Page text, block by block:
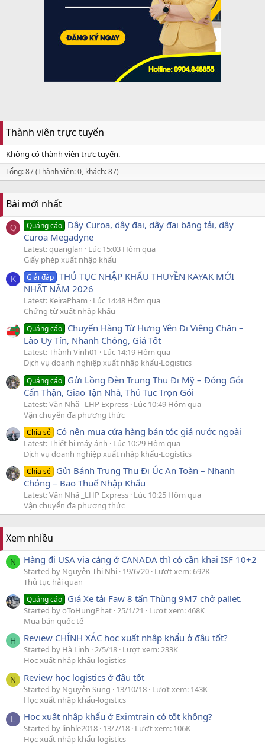
Thành viên trực tuyến
Không có thành viên trực tuyến.
Tổng: 87 (Thành viên: 0, khách: 87)
Bài mới nhất
Q Quảng cáo Dây Curoa, dây đai, dây đai băng tải, dây
Curoa Megadyne
Latest: quanglan
Lúc 15:03 Hôm qua
Giấy phép xuất nhập khẩu
K Giải đáp THỦ TỤC NHẬP KHẨU THUYỀN KAYAK MỚI
NHẤT NĂM 2026
Latest: KeiraPham
Lúc 14:48 Hôm qua
Chứng từ xuất nhập khẩu
Quảng cáo Chuyển Hàng Từ Hưng Yên Đi Viêng Chăn –
Lào Uy Tín, Nhanh Chóng, Giá Tốt
Latest: Thành Vinh01
Lúc 14:19 Hôm qua
Dịch vụ doanh nghiệp xuất nhập khẩu-Logistics
Quảng cáo Gửi Lồng Đèn Trung Thu Đi Mỹ – Đóng Gói
Cẩn Thận, Giao Tận Nhà, Thủ Tục Trọn Gói
Latest: Văn Nhã _LHP Express Lúc 10:49 Hôm qua
Vận chuyển đa phương thức
Chia sẻ Có nên mua cửa hàng bán tóc giả nước ngoài
Latest: Thiết bị máy ảnh
Lúc 10:29 Hôm qua
Dịch vụ doanh nghiệp xuất nhập khẩu-Logistics
Chia sẻ Gửi Bánh Trung Thu Đi Úc An Toàn – Nhanh
Chóng – Bao Thuế Nhập Khẩu
Latest: Văn Nhã _LHP Express Lúc 10:25 Hôm qua
Vận chuyển đa phương thức
Xem nhiều
N Hàng đi USA via cảng ở CANADA thì có cần khai ISF 10+2
Started by Nguyễn Thị Nhi 19/6/20 Lượt xem: 692K
Thủ tục hải quan
Quảng cáo Giá Xe tải Faw 8 tấn Thùng 9M7 chở pallet.
Started by oToHungPhat 25/1/21
Lượt xem: 468K
Mua bán quốc tế
H Review CHÍNH XÁC học xuất nhập khẩu ở đâu tốt?
Started by Hà Linh 2/5/18 Lượt xem: 233K
Học xuất nhập khẩu-logistics
N Review học logistics ở đâu tốt
Started by Nguyễn Sung 13/10/18 Lượt xem: 143K
Học xuất nhập khẩu-logistics
L Học xuất nhập khẩu ở Eximtrain có tốt không?
Started by linhle2018 13/7/18 Lượt xem: 106K
Học xuất nhập khẩu-logistics